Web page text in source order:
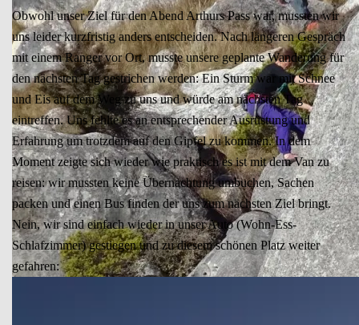
Obwohl unser Ziel für den Abend Arthurs Pass war, mussten wir
uns leider kurzfristig anders entscheiden. Nach längeren Gespräch
mit einem Ranger vor Ort, musste unsere geplante Wanderung für
den nächsten Tag gestrichen werden: Ein Sturm war mit Schnee
und Eis auf dem Weg zu uns und würde am nächsten Tag
eintreffen. Uns fehlte es an entsprechender Ausrüstung und
Erfahrung um trotzdem auf den Gipfel zu kommen. In dem
Moment zeigte sich wieder wie praktisch es ist mit dem Van zu
reisen: wir mussten keine Übernachtung umbuchen, Sachen
packen und einen Bus finden der uns zum nächsten Ziel bringt.
Nein, wir sind einfach wieder in unser Auto (Wohn-Ess-
Schlafzimmer) gestiegen und zu diesem schönen Platz weiter
gefahren: